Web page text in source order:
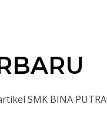
SMK BINA PUTRA